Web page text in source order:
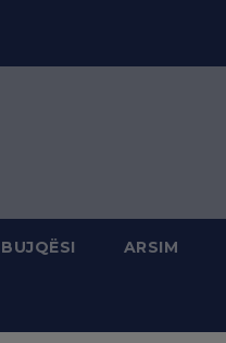
BUJQËSI ARSIM